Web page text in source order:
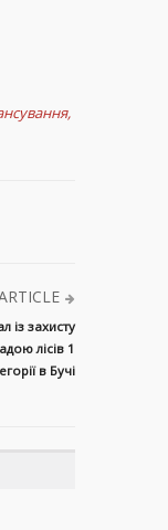
,
із захисту
лісів 1
в Бучі